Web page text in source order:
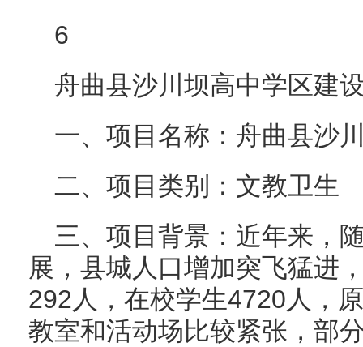
6
舟曲县沙川坝高中学区建
一、项目名称：舟曲县沙
二、项目类别：文教卫生
三、项目背景：近年来，
展，县城人口增加突飞猛进
292人，在校学生4720人，
教室和活动场比较紧张，部